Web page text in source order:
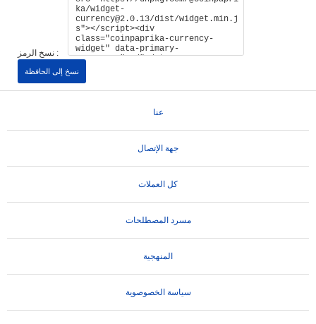
نسخ الرمز :
نسخ إلى الحافظة
عنا
جهة الإتصال
كل العملات
مسرد المصطلحات
المنهجية
سياسة الخصوصوية